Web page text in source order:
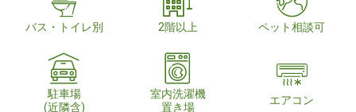
バス・トイレ別 2階以上 ペット相談可
駐車場
(近隣含)
室内洗濯機
置き場
エアコン